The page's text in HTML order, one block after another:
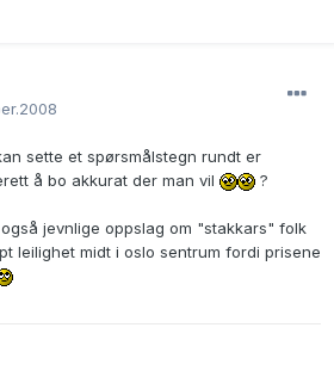
sette et spørsmålstegn rundt er
å bo akkurat der man vil
?
jevnlige oppslag om "stakkars" folk
leilighet midt i oslo sentrum fordi prisene